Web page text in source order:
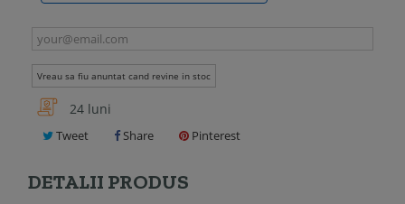
Vreau sa fiu anuntat cand revine in stoc
24 luni
Tweet Share Pinterest
DETALII PRODUS